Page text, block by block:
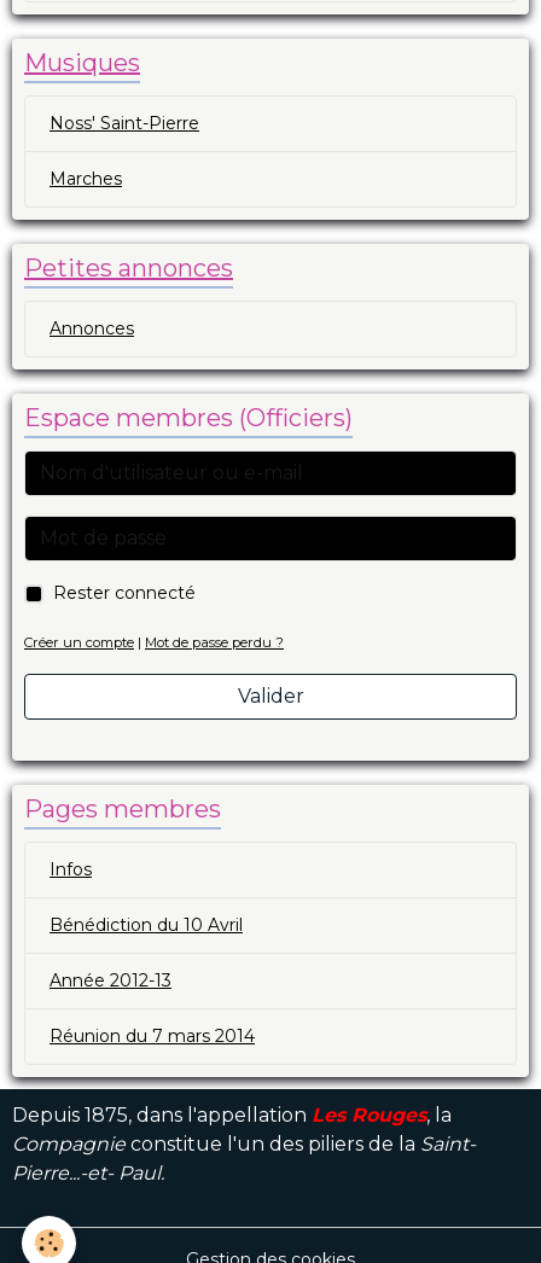
Musiques
Noss' Saint-Pierre
Marches
Petites annonces
Annonces
Espace membres (Officiers)
Rester connecté
Créer un compte | Mot de passe perdu ?
Valider
Pages membres
Infos
Bénédiction du 10 Avril
Année 2012-13
Réunion du 7 mars 2014
Depuis 1875, dans l'appellation Les Rouges, la
Compagnieconstitue l'un des piliers de la Saint-
Pierre...-et- Paul.